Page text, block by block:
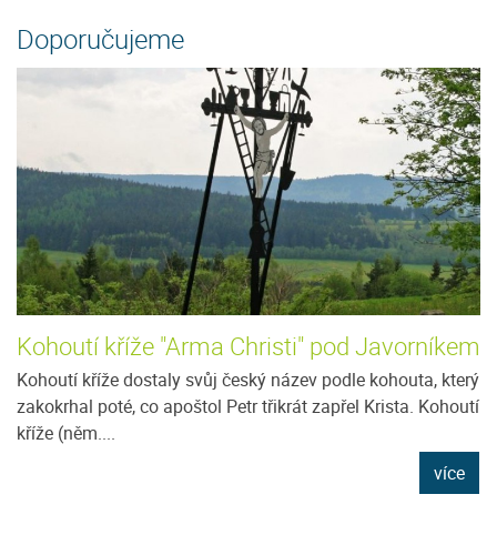
Doporučujeme
Kohoutí kříže "Arma Christi" pod Javorníkem
Kohoutí kříže dostaly svůj český název podle kohouta, který
zakokrhal poté, co apoštol Petr třikrát zapřel Krista. Kohoutí
kříže (něm....
více